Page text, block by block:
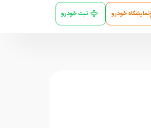
نمایشگاه خودرو ثبت خودرو